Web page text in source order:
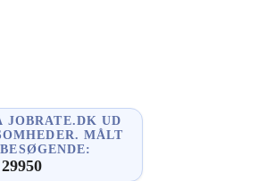
JOBRATE.DK UD
MÅLT